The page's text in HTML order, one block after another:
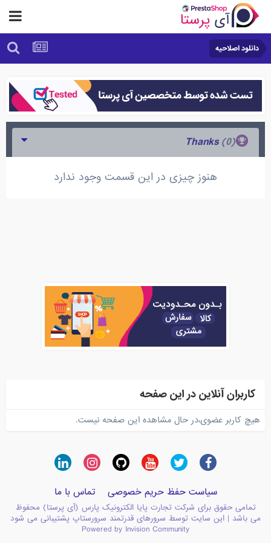
دانلود اصلاحیه
Thanks
(0)
هنوز چیزی در این قسمت وجود ندارد
کاربران آنلاین در این صفحه
هیچ کاربر عضوی،در حال مشاهده این صفحه نیست.
سیاست حفظ حریم خصوصی تماس با ما
تمامی حقوق برای شرکت تجارت پایا الکترونیک پارس (آی پرستا) محفوظ
می باشد | این سایت توسط سرورهای قدرتمند سرورستاپ پشتیبانی می شود
Powered by Invision Community